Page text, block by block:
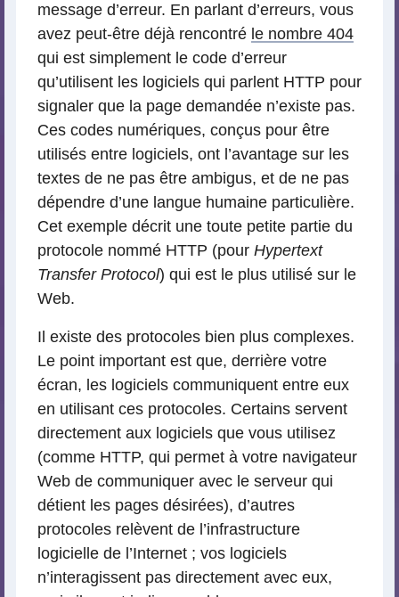
message d’erreur. En parlant d’erreurs, vous
avez peut-être déjà rencontré le nombre 404
qui est simplement le code d’erreur
qu’utilisent les logiciels qui parlent HTTP pour
signaler que la page demandée n’existe pas.
Ces codes numériques, conçus pour être
utilisés entre logiciels, ont l’avantage sur les
textes de ne pas être ambigus, et de ne pas
dépendre d’une langue humaine particulière.
Cet exemple décrit une toute petite partie du
protocole nommé HTTP (pour Hypertext
Transfer Protocol) qui est le plus utilisé sur le
Web.
Il existe des protocoles bien plus complexes.
Le point important est que, derrière votre
écran, les logiciels communiquent entre eux
en utilisant ces protocoles. Certains servent
directement aux logiciels que vous utilisez
(comme HTTP, qui permet à votre navigateur
Web de communiquer avec le serveur qui
détient les pages désirées), d’autres
protocoles relèvent de l’infrastructure
logicielle de l’Internet ; vos logiciels
n’interagissent pas directement avec eux,